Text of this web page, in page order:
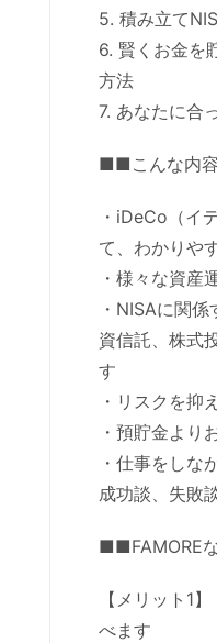
5. 積み立て
6. 賢くお金を
方法
7. あなたに合
■■こんな内
・iDeCo（イ
て、わかりや
・様々な資産
・NISAに関
資信託、株式
す
・リスクを抑
・預貯金より
・仕事をしな
成功談、失敗
■■FAMORE
【メリット1
べます